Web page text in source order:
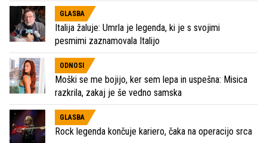
GLASBA
Italija žaluje: Umrla je legenda, ki je s svojimi
pesmimi zaznamovala Italijo
ODNOSI
Moški se me bojijo, ker sem lepa in uspešna: Misica
razkrila, zakaj je še vedno samska
GLASBA
Rock legenda končuje kariero, čaka na operacijo srca